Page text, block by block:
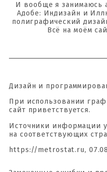
И вообще я занимаюсь
Адобе: Индизайн и
полиграфический
Всё на моём
Дизайн и
При использовании
сайт приветствуется.
Источники информации
на соответствующих
https://metrostat.ru,